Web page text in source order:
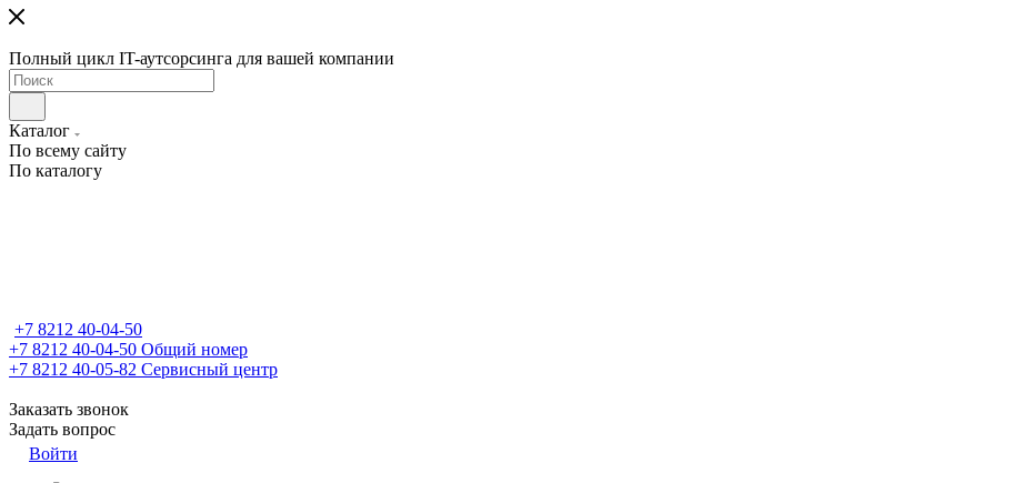
Полный цикл IT-аутсорсинга для вашей компании
Каталог
По всему сайту
По каталогу
+7 8212 40-04-50
+7 8212 40-04-50 Общий номер
+7 8212 40-05-82 Сервисный центр
Заказать звонок
Задать вопрос
Войти